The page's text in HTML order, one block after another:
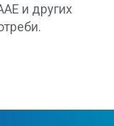
и других